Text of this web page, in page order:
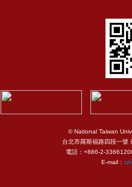
© National Taiwan
台北市羅斯福路四段一號
電話：+886-2-
E-mail：